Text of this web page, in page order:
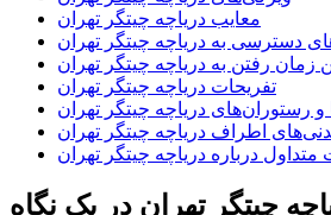
معایب دریاچه چیتگر تهران
دسترسی به دریاچه چیتگر تهران
زمان رفتن به دریاچه چیتگر تهران
تفریحات دریاچه چیتگر تهران
و رستوران‌های دریاچه چیتگر تهران
اطراف دریاچه چیتگر تهران
متداول درباره دریاچه چیتگر تهران
چیتگر تهران در یک نگاه